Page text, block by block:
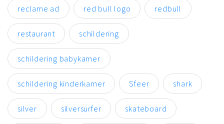
reclame ad red bull logo redbull
restaurant schildering
schildering babykamer
schildering kinderkamer Sfeer shark
silver silversurfer skateboard